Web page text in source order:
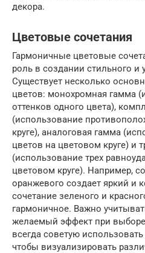
декора.
Цветовые сочетания
Гармоничные цветовые
роль в создании стильного и
Существует несколько
цветов: монохромная гамма
оттенков одного цвета),
(использование
круге), аналоговая гамма
цветов на цветовом круге) и
(использование трех
цветовом круге). Например,
оранжевого создает яркий и
сочетание зеленого и
гармоничное. Важно
желаемый эффект при
всегда советую
чтобы визуализировать